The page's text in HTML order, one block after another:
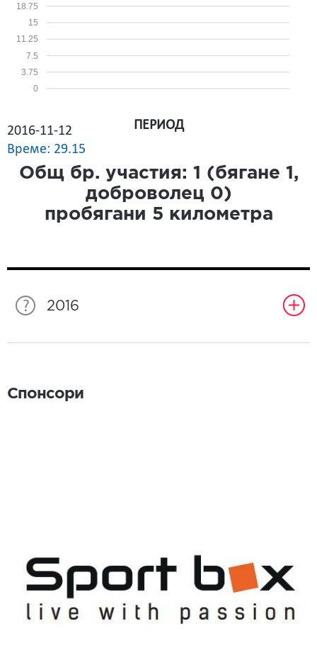
0
3.75
7.5
11.25
15
18.75
2016-11-12
Време: 29.15
ПЕРИОД
Общ бр. участия: 1 (бягане 1 ,
доброволец 0)
пробягани 5 километра
2016
Спонсори